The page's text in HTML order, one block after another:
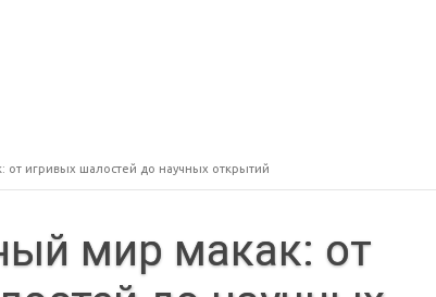
от игривых шалостей до научных открытий
мир макак: от